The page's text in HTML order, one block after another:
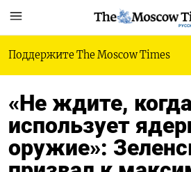
Поддержите The Moscow Times
«Не ждите,
использует
оружие»: